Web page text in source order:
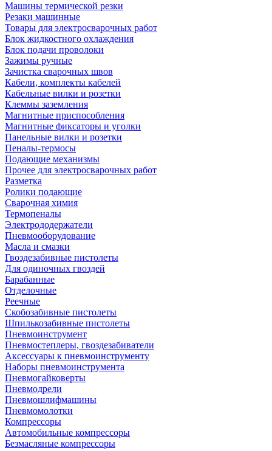
Машины термической резки
Резаки машинные
Товары для электросварочных работ
Блок жидкостного охлаждения
Блок подачи проволоки
Зажимы ручные
Зачистка сварочных швов
Кабели, комплекты кабелей
Кабельные вилки и розетки
Клеммы заземления
Магнитные приспособления
Магнитные фиксаторы и уголки
Панельные вилки и розетки
Пеналы-термосы
Подающие механизмы
Прочее для электросварочных работ
Разметка
Ролики подающие
Сварочная химия
Термопеналы
Электрододержатели
Пневмооборудование
Масла и смазки
Гвоздезабивные пистолеты
Для одиночных гвоздей
Барабанные
Отделочные
Реечные
Скобозабивные пистолеты
Шпилькозабивные пистолеты
Пневмоинструмент
Пневмостеплеры, гвоздезабиватели
Аксессуары к пневмоинструменту
Наборы пневмоинструмента
Пневмогайковерты
Пневмодрели
Пневмошлифмашины
Пневмомолотки
Компрессоры
Автомобильные компрессоры
Безмасляные компрессоры